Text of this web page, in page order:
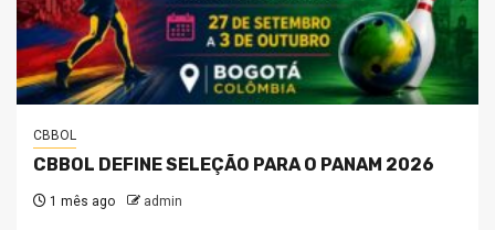
CBBOL
CBBOL DEFINE SELEÇÃO PARA O PANAM 2026
1 mês ago admin